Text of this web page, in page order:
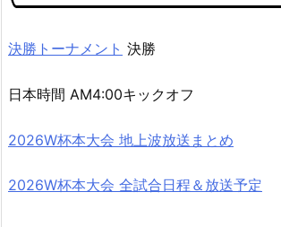
決勝トーナメント 決勝
日本時間 AM4:00キックオフ
2026W杯本大会 地上波放送まとめ
2026W杯本大会 全試合日程＆放送予定